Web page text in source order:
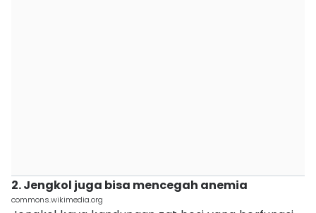
2. Jengkol juga bisa mencegah anemia
commons.wikimedia.org